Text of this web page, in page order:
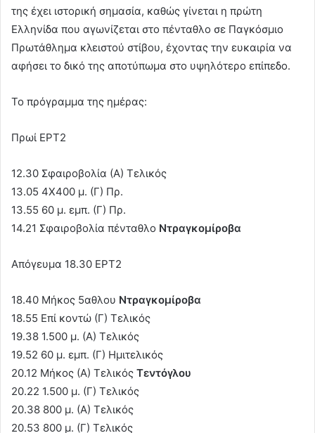
της έχει ιστορική σημασία, καθώς γίνεται η πρώτη
Ελληνίδα που αγωνίζεται στο πένταθλο σε Παγκόσμιο
Πρωτάθλημα κλειστού στίβου, έχοντας την ευκαιρία να
αφήσει το δικό της αποτύπωμα στο υψηλότερο επίπεδο.
Το πρόγραμμα της ημέρας:
Πρωί ΕΡΤ2
12.30 Σφαιροβολία (Α) Τελικός
13.05 4Χ400 μ. (Γ) Πρ.
13.55 60 μ. εμπ. (Γ) Πρ.
14.21 Σφαιροβολία πένταθλο Ντραγκομίροβα
Απόγευμα 18.30 ΕΡΤ2
18.40 Μήκος 5αθλου Ντραγκομίροβα
18.55 Επί κοντώ (Γ) Τελικός
19.38 1.500 μ. (Α) Τελικός
19.52 60 μ. εμπ. (Γ) Ημιτελικός
20.12 Μήκος (Α) Τελικός Τεντόγλου
20.22 1.500 μ. (Γ) Τελικός
20.38 800 μ. (Α) Τελικός
20.53 800 μ. (Γ) Τελικός